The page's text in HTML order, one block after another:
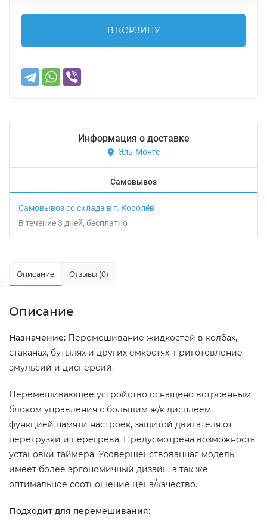
В КОРЗИНУ
Информация о доставке
Эль-Монте
Самовывоз
Самовывоз со склада в г. Королёв
В течение3 дней Бесплатно
Описание Отзывы (0)
Описание
Назначение: Перемешивание жидкостей в колбах,
стаканах, бутылях и других емкостях, приготовление
эмульсий и дисперсий.
Перемешивающее устройство оснащено встроенным
блоком управления с большим ж/к дисплеем,
функцией памяти настроек, защитой двигателя от
перегрузки и перегрева. Предусмотрена возможность
установки таймера. Усовершенствованная модель
имеет более эргономичный дизайн, а так же
оптимальное соотношение цена/качество.
Подходит для перемешивания: